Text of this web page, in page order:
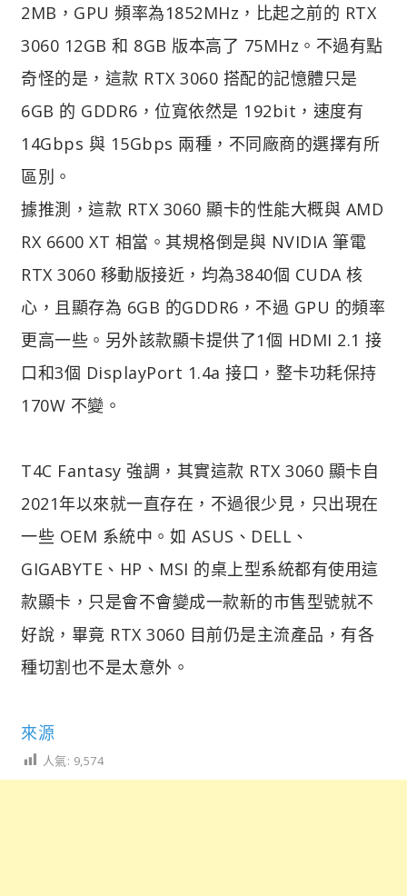
2MB，GPU 頻率為1852MHz，比起之前的 RTX
3060 12GB 和 8GB 版本高了 75MHz。不過有點
奇怪的是，這款 RTX 3060 搭配的記憶體只是
6GB 的 GDDR6，位寬依然是 192bit，速度有
14Gbps 與 15Gbps 兩種，不同廠商的選擇有所
區別。
據推測，這款 RTX 3060 顯卡的性能大概與 AMD
RX 6600 XT 相當。其規格倒是與 NVIDIA 筆電
RTX 3060 移動版接近，均為3840個 CUDA 核
心，且顯存為 6GB 的GDDR6，不過 GPU 的頻率
更高一些。另外該款顯卡提供了1個 HDMI 2.1 接
口和3個 DisplayPort 1.4a 接口，整卡功耗保持
170W 不變。
T4C Fantasy 強調，其實這款 RTX 3060 顯卡自
2021年以來就一直存在，不過很少見，只出現在
一些 OEM 系統中。如 ASUS、DELL、
GIGABYTE、HP、MSI 的桌上型系統都有使用這
款顯卡，只是會不會變成一款新的市售型號就不
好說，畢竟 RTX 3060 目前仍是主流產品，有各
種切割也不是太意外。
來源
人氣: 9,574